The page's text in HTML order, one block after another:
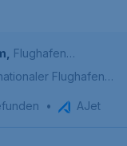
Flughafen
Flughafen
• AJet